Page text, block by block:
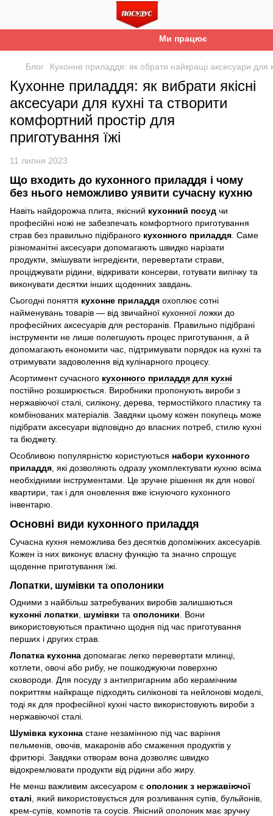
Ми працюємо. Все буде
Блог Кухонне приладдя: як обрати найкращі аксесуари для
Кухонне приладдя: як вибрати якісні
аксесуари для кухні та створити
комфортний простір для
приготування їжі
11 липня 2023
Що входить до кухонного приладдя і чому
без нього неможливо уявити сучасну кухню
Навіть найдорожча плита, якісний кухонний посуд чи
професійні ножі не забезпечать комфортного приготування
страв без правильно підібраного кухонного приладдя. Саме
різноманітні аксесуари допомагають швидко нарізати
продукти, змішувати інгредієнти, перевертати страви,
проціджувати рідини, відкривати консерви, готувати випічку та
виконувати десятки інших щоденних завдань.
Сьогодні поняття кухонне приладдя охоплює сотні
найменувань товарів — від звичайної кухонної ложки до
професійних аксесуарів для ресторанів. Правильно підібрані
інструменти не лише полегшують процес приготування, а й
допомагають економити час, підтримувати порядок на кухні та
отримувати задоволення від кулінарного процесу.
Асортимент сучасного кухонного приладдя для кухні
постійно розширюється. Виробники пропонують вироби з
нержавіючої сталі, силікону, дерева, термостійкого пластику та
комбінованих матеріалів. Завдяки цьому кожен покупець може
підібрати аксесуари відповідно до власних потреб, стилю кухні
та бюджету.
Особливою популярністю користуються набори кухонного
приладдя, які дозволяють одразу укомплектувати кухню всіма
необхідними інструментами. Це зручне рішення як для нової
квартири, так і для оновлення вже існуючого кухонного
інвентарю.
Основні види кухонного приладдя
Сучасна кухня неможлива без десятків допоміжних аксесуарів.
Кожен із них виконує власну функцію та значно спрощує
щоденне приготування їжі.
Лопатки, шумівки та ополоники
Одними з найбільш затребуваних виробів залишаються
кухонні лопатки
шумівки та ополоники . Вони
використовуються практично щодня під час приготування
перших і других страв.
Лопатка кухонна допомагає легко перевертати млинці,
котлети, овочі або рибу, не пошкоджуючи поверхню
сковороди. Для посуду з антипригарним або керамічним
покриттям найкраще підходять силіконові та нейлонові моделі,
тоді як для професійної кухні часто використовують вироби з
нержавіючої сталі.
Шумівка кухонна стане незамінною під час варіння
пельменів, овочів, макаронів або смаження продуктів у
фритюрі. Завдяки отворам вона дозволяє швидко
відокремлювати продукти від рідини або жиру.
Не менш важливим аксесуаром є ополоник з нержавіючої
сталі , який використовується для розливання супів, бульйонів,
крем-супів, компотів та соусів. Якісний ополоник має зручну